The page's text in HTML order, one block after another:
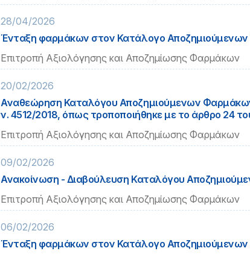
28/04/2026
Ένταξη φαρμάκων στον Κατάλογο
Επιτροπή Αξιολόγησης και Αποζημίωσης Φαρμάκων
20/02/2026
Αναθεώρηση Καταλόγου Αποζημιούμενων
ν. 4512/2018, όπως τροποποιήθηκε με το άρθρο 24
Επιτροπή Αξιολόγησης και Αποζημίωσης Φαρμάκων
09/02/2026
Ανακοίνωση - Διαβούλευση Καταλόγου
Επιτροπή Αξιολόγησης και Αποζημίωσης Φαρμάκων
06/02/2026
Ένταξη φαρμάκων στον Κατάλογο